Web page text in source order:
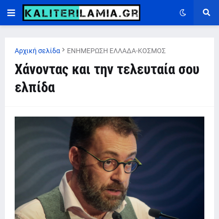
Αρχική σελίδα ΕΝΗΜΕΡΩΣΗ ΕΛΛΑΔΑ-ΚΟΣΜΟΣ
Χάνοντας και την τελευταία σου
ελπίδα